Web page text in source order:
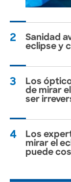
2
Sanidad
eclipse y
3
Los
de mirar
ser
4
Los
mirar el
puede